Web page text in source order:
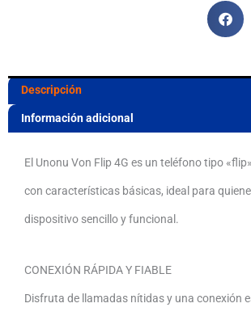
Descripción
Información adicional
El Unonu Von Flip 4G es un teléfono tipo
con características básicas, ideal para
dispositivo sencillo y funcional.
CONEXIÓN RÁPIDA Y FIABLE
Disfruta de llamadas nítidas y una conexión